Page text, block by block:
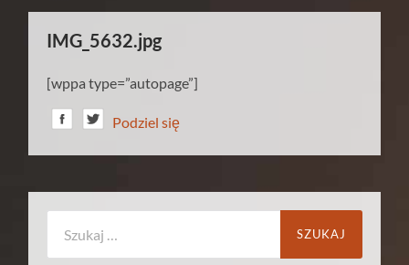
IMG_5632.jpg
[wppa type=”autopage”]
Podziel się